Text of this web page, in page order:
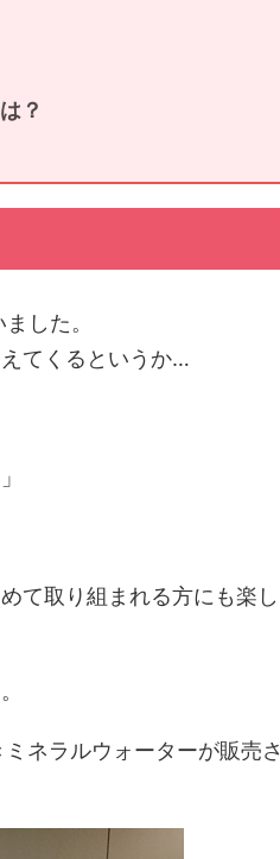
？
した。
てくるというか…
て取り組まれる方にも楽し
ネラルウォーターが販売さ